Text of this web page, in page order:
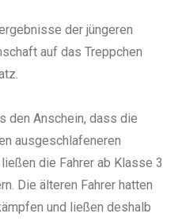
der jüngeren
auf das Treppchen
den Anschein, dass die
ausgeschlafeneren
die Fahrer ab Klasse 3
Die älteren Fahrer hatten
und ließen deshalb